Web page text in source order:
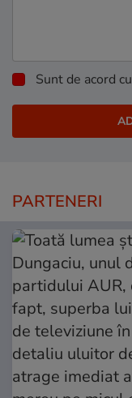
Sunt de acord cu
PARTENERI